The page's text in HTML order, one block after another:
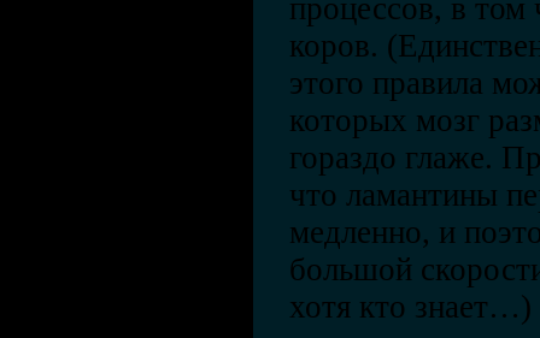
процессов, в
коров.
этого правила
которых мозг
гораздо глаже.
что ламантины
медленно, и
большой
хотя кто знает…)